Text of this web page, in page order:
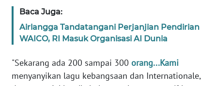
Baca Juga:
Airlangga Tandatangani Perjanjian Pendirian
WAICO, RI Masuk Organisasi AI Dunia
"Sekarang ada 200 sampai 300 orang...Kami
menyanyikan lagu kebangsaan dan Internationale,
WN
JABAR
BANTEN